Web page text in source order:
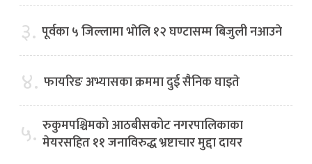
३. पूर्वका ५ जिल्लामा भाेलि १२ घण्टासम्म बिजुली नआउने
४. फायरिङ अभ्यासका क्रममा दुई सैनिक घाइते
५. रुकुमपश्चिमको आठबीसकोट नगरपालिकाका
मेयरसहित ११ जनाविरुद्ध भ्रष्टाचार मुद्दा दायर